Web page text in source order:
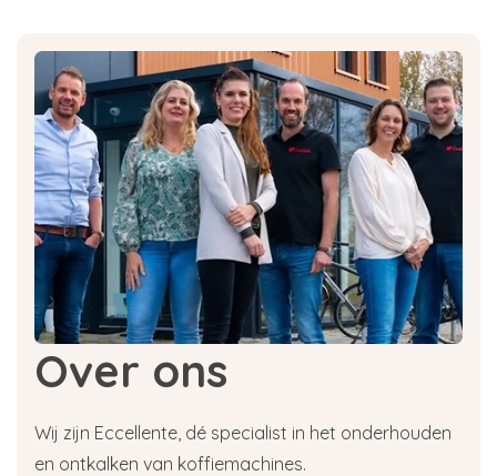
Over ons
Wij zijn Eccellente, dé specialist in het onderhouden
en ontkalken van koffiemachines.